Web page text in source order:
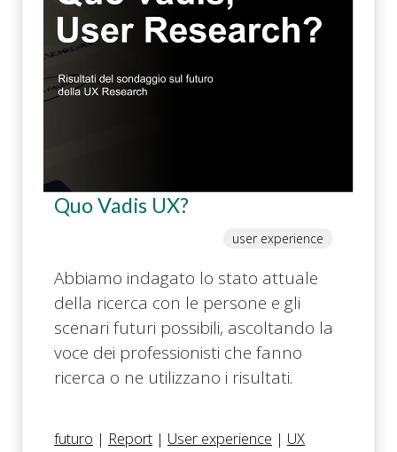
Quo Vadis UX?
user experience
Abbiamo indagato lo stato attuale
della ricerca con le persone e gli
scenari futuri possibili, ascoltando la
voce dei professionisti che fanno
ricerca o ne utilizzano i risultati.
futuro | Report | User experience | UX